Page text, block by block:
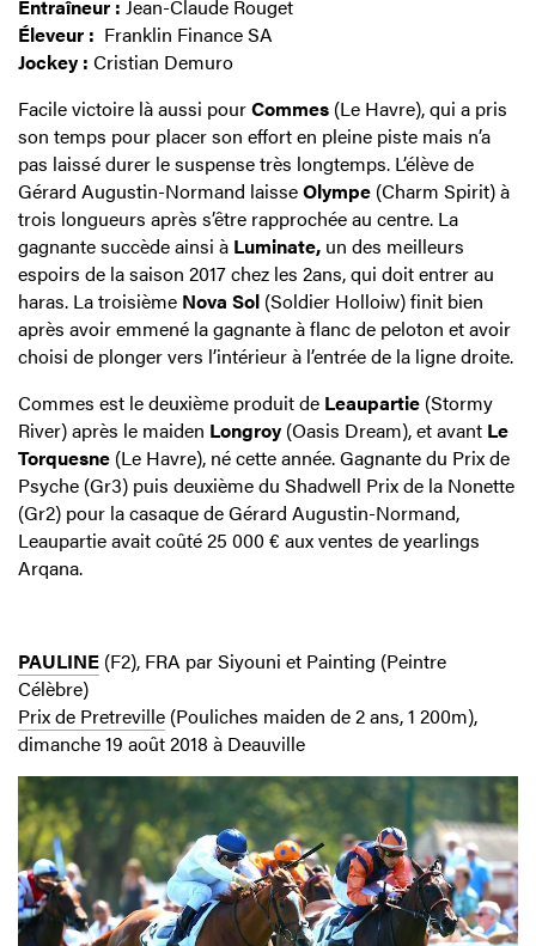
Entraîneur : Jean-Claude Rouget
Éleveur : Franklin Finance SA
Jockey : Cristian Demuro
Facile victoire là aussi pourCommes (Le Havre), qui a pris
son temps pour placer son effort en pleine piste mais n’a
pas laissé durer le suspense très longtemps. L’élève de
Gérard Augustin-Normand laisseOlympe (Charm Spirit) à
trois longueurs après s’être rapprochée au centre. La
gagnante succède ainsi à Luminate, un des meilleurs
espoirs de la saison 2017 chez les 2ans, qui doit entrer au
haras. La troisième Nova Sol (Soldier Holloiw) finit bien
après avoir emmené la gagnante à flanc de peloton et avoir
choisi de plonger vers l’intérieur à l’entrée de la ligne droite.
Commes est le deuxième produit de Leaupartie (Stormy
River) après le maiden Longroy (Oasis Dream), et avant Le
Torquesne (Le Havre), né cette année. Gagnante du Prix de
Psyche (Gr3) puis deuxième du Shadwell Prix de la Nonette
(Gr2) pour la casaque de Gérard Augustin-Normand,
Leaupartie avait coûté 25 000 € aux ventes de yearlings
Arqana.
PAULINE (F2), FRA par Siyouni et Painting (Peintre
Célèbre)
Prix de Pretreville (Pouliches maiden de 2 ans, 1 200m),
dimanche 19 août 2018 à Deauville